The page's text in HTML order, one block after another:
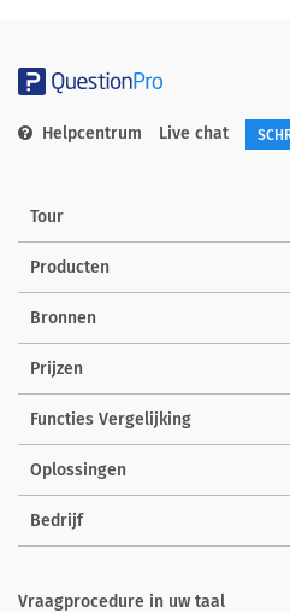
Helpcentrum Live chat
Tour
Producten
Bronnen
Prijzen
Functies Vergelijking
Oplossingen
Bedrijf
Vraagprocedure in uw taal